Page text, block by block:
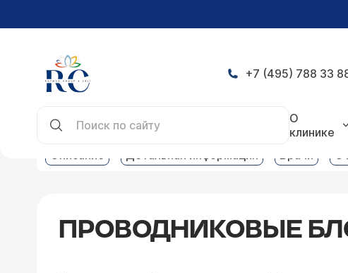
+7 (495) 788 33
О
клинике
Описание Детальная информация Врачи
ПРОВОДНИКОВЫЕ